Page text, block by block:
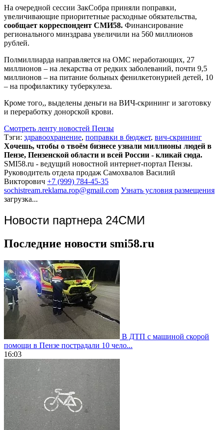
На очередной сессии ЗакСобра приняли поправки,
увеличивающие приоритетные расходные обязательства,
сообщает корреспондент СМИ58. Финансирование
регионального минздрава увеличили на 560 миллионов
рублей.
Полмиллиарда направляется на ОМС неработающих, 27
миллионов – на лекарства от редких заболеваний, почти 9,5
миллионов – на питание больных фенилкетонурией детей, 10
– на профилактику туберкулеза.
Кроме того,, выделены деньги на ВИЧ-скрининг и заготовку
и переработку донорской крови.
Смотреть ленту новостей Пензы
Тэги: здравоохранение, поправки в бюджет, вич-скрининг
Хочешь, чтобы о твоём бизнесе узнали миллионы людей в
Пензе, Пензенской области и всей России - кликай сюда.
SMI58.ru - ведущий новостной интернет-портал Пензы.
Руководитель отдела продаж Самохвалов Василий
Викторович +7 (999) 784-45-35
sochistream.reklama.rop@gmail.com Узнать условия размещения
загрузка...
Новости партнера 24СМИ
Последние новости smi58.ru
В ДТП с машиной скорой
помощи в Пензе пострадали 10 чело...
16:03